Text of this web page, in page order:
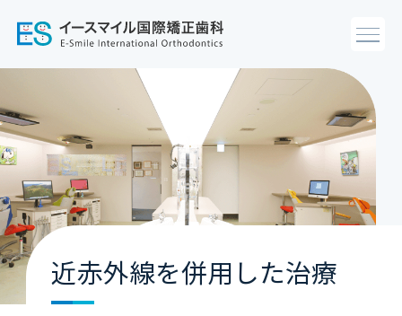
近赤外線を併用した治療